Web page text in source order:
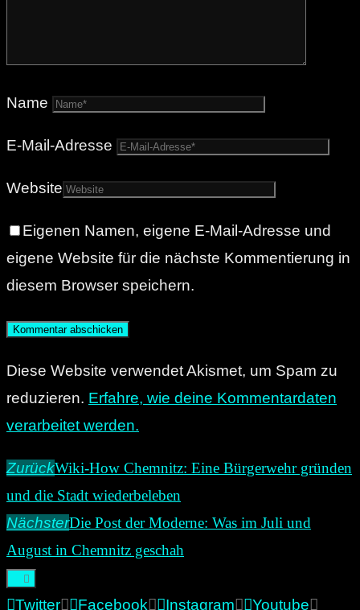
Name
E-Mail-Adresse
Website
Eigenen Namen, eigene E-Mail-Adresse und
eigene Website für die nächste Kommentierung in
diesem Browser speichern.
Diese Website verwendet Akismet, um Spam zu
reduzieren. Erfahre, wie deine Kommentardaten
verarbeitet werden.
ZurückWiki-How Chemnitz: Eine Bürgerwehr gründen
und die Stadt wiederbeleben
NächsterDie Post der Moderne: Was im Juli und
August in Chemnitz geschah
Twitter Facebook Instagram Youtube